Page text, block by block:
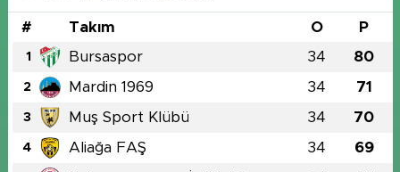
# Takım O P
1 Bursaspor 34 80
2 Mardin 1969 34 71
3 Muş Sport Klübü 34 70
4 Aliağa FAŞ 34 69